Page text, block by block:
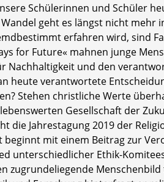
Schülerinnen und Schüler
geht es längst nicht mehr
erfahren wird, sind
for Future« mahnen junge
Nachhaltigkeit und den
heute verantwortete
Stehen christliche Werte
Gesellschaft der
die Jahrestagung 2019 der
beginnt mit einem Beitrag zur
unterschiedlicher Ethik-
zugrundeliegende